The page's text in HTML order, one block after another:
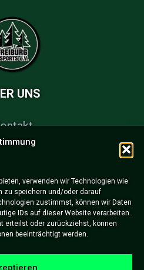
verwenden wir Technologien wie
zu speichern und/oder darauf
zustimmst, können wir Daten
IDs auf dieser Website verarbeiten.
erteilst oder zurückziehst, können
beeinträchtigt werden.
UNS
FAQs